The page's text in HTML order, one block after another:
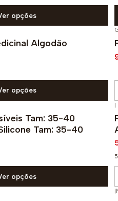
opções
Algodão
opções
Tam: 35-40
Tam: 35-40
opções
|
|